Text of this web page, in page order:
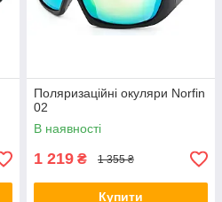
Поляризаційні окуляри Norfin
02
В наявності
1 219 ₴ 1 355 ₴
Купити